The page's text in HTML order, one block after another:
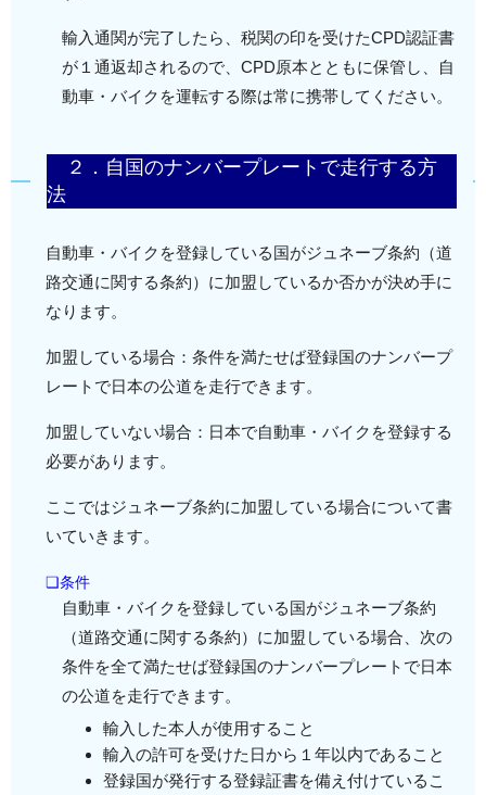
輸入通関が完了したら、税関の印を受けたCPD認証書
が１通返却されるので、CPD原本とともに保管し、自
動車・バイクを運転する際は常に携帯してください。
２．自国のナンバープレートで走行する方
法
自動車・バイクを登録している国がジュネーブ条約（道
路交通に関する条約）に加盟しているか否かが決め手に
なります。
加盟している場合：条件を満たせば登録国のナンバープ
レートで日本の公道を走行できます。
加盟していない場合：日本で自動車・バイクを登録する
必要があります。
ここではジュネーブ条約に加盟している場合について書
いていきます。
❏条件
自動車・バイクを登録している国がジュネーブ条約
（道路交通に関する条約）に加盟している場合、次の
条件を全て満たせば登録国のナンバープレートで日本
の公道を走行できます。
輸入した本人が使用すること
輸入の許可を受けた日から１年以内であること
登録国が発行する登録証書を備え付けているこ